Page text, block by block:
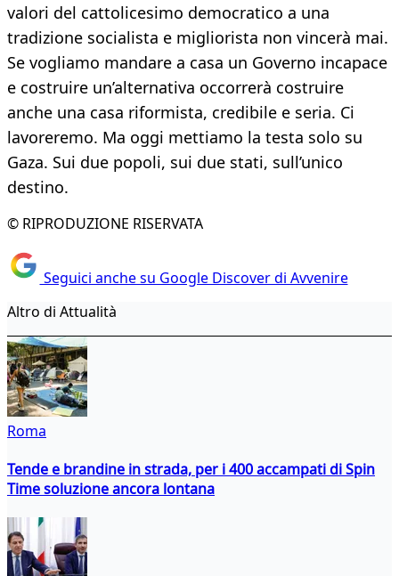
valori del cattolicesimo democratico a una
tradizione socialista e migliorista non vincerà mai.
Se vogliamo mandare a casa un Governo incapace
e costruire un’alternativa occorrerà costruire
anche una casa riformista, credibile e seria. Ci
lavoreremo. Ma oggi mettiamo la testa solo su
Gaza. Sui due popoli, sui due stati, sull’unico
destino.
© RIPRODUZIONE RISERVATA
Seguici anche su Google Discover di Avvenire
Altro di Attualità
Roma
Tende e brandine in strada, per i 400 accampati di Spin
Time soluzione ancora lontana